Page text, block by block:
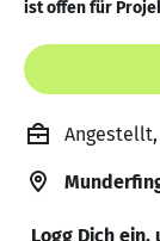
ist offen für
Logg Dich ein,